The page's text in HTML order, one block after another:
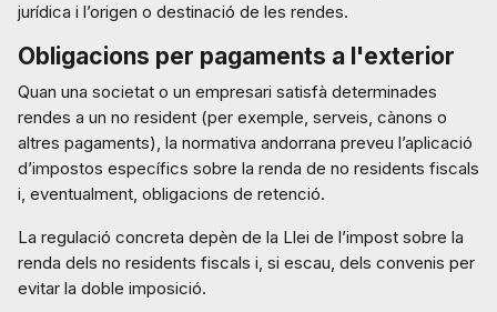
jurídica i l’origen o destinació de les rendes.
Obligacions per pagaments a l'exterior
Quan una societat o un empresari satisfà determinades
rendes a un no resident (per exemple, serveis, cànons o
altres pagaments), la normativa andorrana preveu l’aplicació
d’impostos específics sobre la renda de no residents fiscals
i, eventualment, obligacions de retenció.
La regulació concreta depèn de la Llei de l’impost sobre la
renda dels no residents fiscals i, si escau, dels convenis per
evitar la doble imposició.